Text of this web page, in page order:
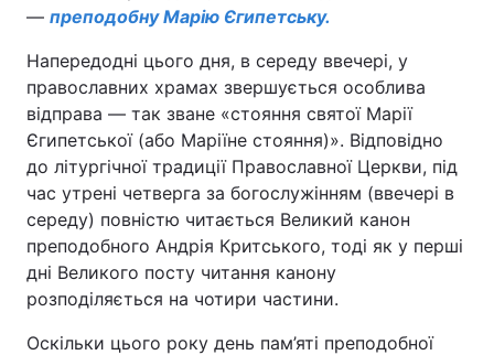
— преподобну Марію Єгипетську.
Напередодні цього дня, в середу ввечері, у
православних храмах звершується особлива
відправа — так зване «стояння святої Марії
Єгипетської (або Маріїне стояння)». Відповідно
до літургічної традиції Православної Церкви, під
час утрені четверга за богослужінням (ввечері в
середу) повністю читається Великий канон
преподобного Андрія Критського, тоді як у перші
дні Великого посту читання канону
розподіляється на чотири частини.
Оскільки цього року день пам’яті преподобної